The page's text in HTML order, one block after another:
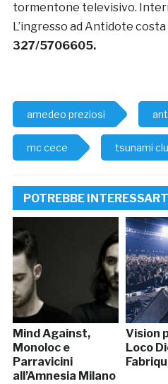
tormentone televisivo.
L’ingresso ad Antidote
327/5706605.
amedeo preziosi
mc cece tsunami
POTREBBE
Mind Against,
Monoloc e
Parravicini
all’Amnesia Milano
Vision
Loco